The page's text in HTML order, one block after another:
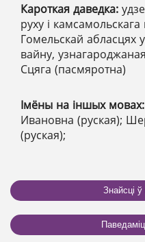
Кароткая даведка:
руху і
Гомельскай абласцях
вайну,
Сцяга (пасмяротна)
Імёны на іншых мовах:
Ивановна (руская);
(руская);
Знайсці